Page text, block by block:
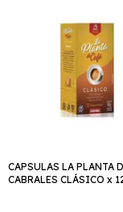
CAPSULAS LA PLANTA
CABRALES CLÁSICO x